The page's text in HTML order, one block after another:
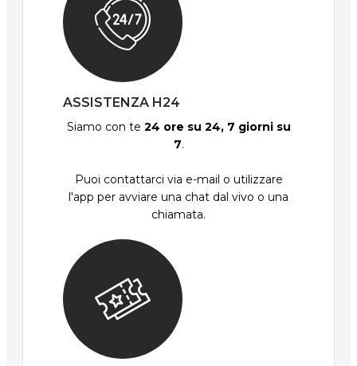
ASSISTENZA H24
Siamo con te 24 ore su 24, 7 giorni su
7.
Puoi contattarci via e-mail o utilizzare
l'app per avviare una chat dal vivo o una
chiamata.